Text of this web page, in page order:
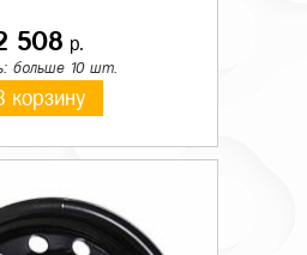
508 р.
больше 10 шт.
корзину